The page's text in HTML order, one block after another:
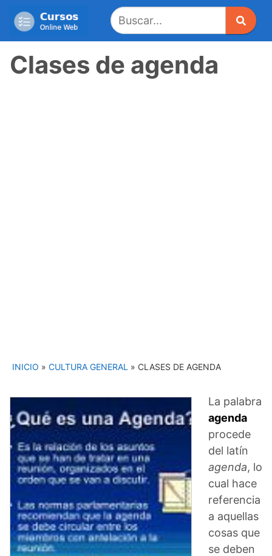
Clases de agenda
INICIO » CULTURA GENERAL » CLASES DE AGENDA
La palabra
agenda
procede
del latín
agenda, lo
cual hace
referencia
a aquellas
cosas que
se deben